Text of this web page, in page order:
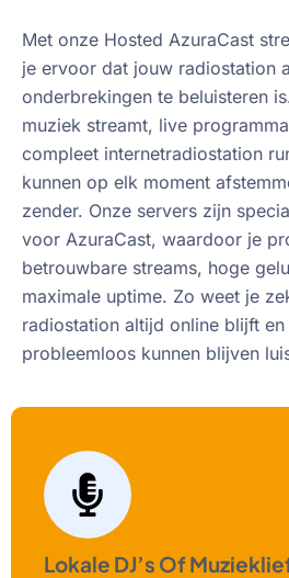
Met onze Hosted AzuraCast
je ervoor dat jouw radiostation
onderbrekingen te beluisteren
muziek streamt, live
compleet internetradiostation
kunnen op elk moment
zender. Onze servers zijn
voor AzuraCast, waardoor je
betrouwbare streams, hoge
maximale uptime. Zo weet je
radiostation altijd online blijft en
probleemloos kunnen blijven
Lokale DJ’s Of